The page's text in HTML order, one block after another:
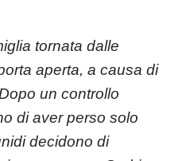
tornata dalle
aperta, a causa di
un controllo
di aver perso solo
decidono di